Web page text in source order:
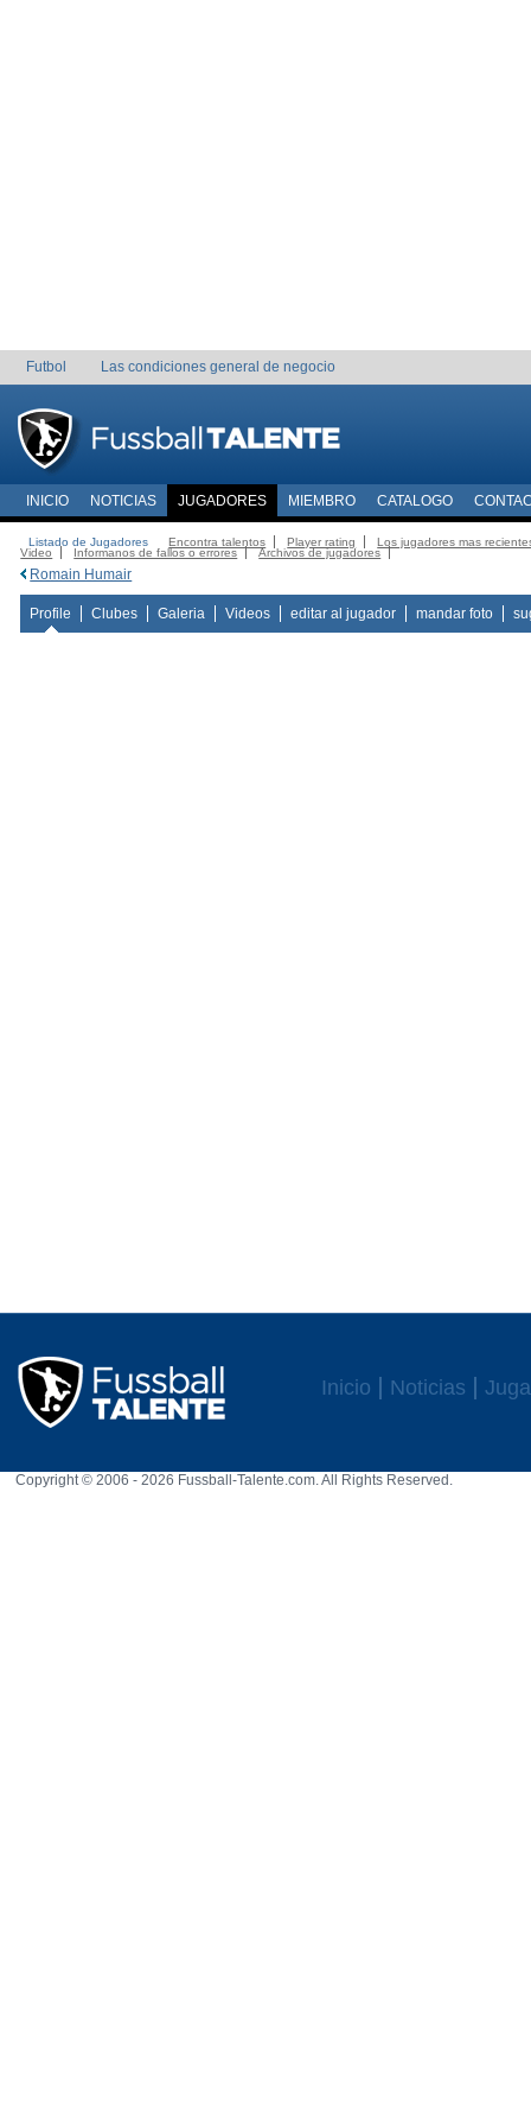
Futbol Las condiciones general de negocio
INICIO NOTICIAS JUGADORES MIEMBRO CATALOGO
Listado de Jugadores Encontra talentos Player rating
Los jugadores mas
Video
Informanos de fallos o errores Archivos de jugadores
Romain Humair
Profile Clubes Galeria Videos editar al jugador mandar foto
Inicio Noticias
Copyright © 2006 - 2026 Fussball-Talente.com. All Rights Reserved.